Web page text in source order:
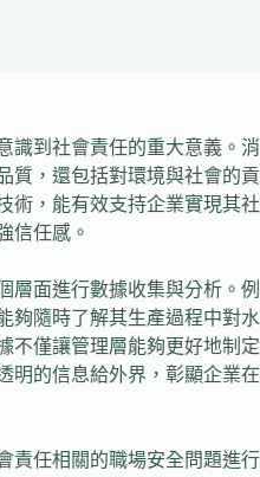
識到社會責任的重大意義。消
質，還包括對環境與社會的貢
術，能有效支持企業實現其社
信任感。
層面進行數據收集與分析。例
夠隨時了解其生產過程中對水
不僅讓管理層能夠更好地制定
明的信息給外界，彰顯企業在
責任相關的職場安全問題進行